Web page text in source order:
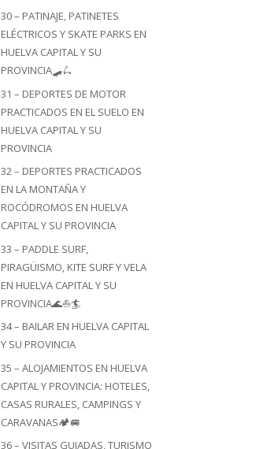
30 – PATINAJE, PATINETES
ELÉCTRICOS Y SKATE PARKS EN
HUELVA CAPITAL Y SU
PROVINCIA🛹🛴
31 – DEPORTES DE MOTOR
PRACTICADOS EN EL SUELO EN
HUELVA CAPITAL Y SU
PROVINCIA
32 – DEPORTES PRACTICADOS
EN LA MONTAÑA Y
ROCÓDROMOS EN HUELVA
CAPITAL Y SU PROVINCIA
33 – PADDLE SURF,
PIRAGÜISMO, KITE SURF Y VELA
EN HUELVA CAPITAL Y SU
PROVINCIA🌊⛵🏄
34 – BAILAR EN HUELVA CAPITAL
Y SU PROVINCIA
35 – ALOJAMIENTOS EN HUELVA
CAPITAL Y PROVINCIA: HOTELES,
CASAS RURALES, CAMPINGS Y
CARAVANAS🏕️🚐
36 – VISITAS GUIADAS, TURISMO